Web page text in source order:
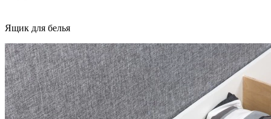
Ящик для белья